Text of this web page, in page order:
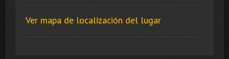
Ver mapa de localización del lugar